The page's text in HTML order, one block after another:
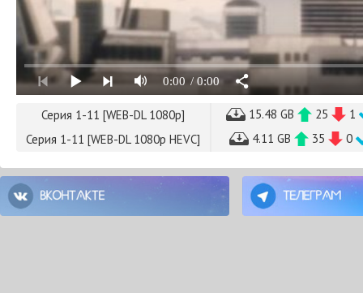
0:00 / 0:00
Серия 1-11 [WEB-DL 1080p] 15.48 GB 25
1
Серия 1-11 [WEB-DL 1080p HEVC]
4.11 GB 35 0